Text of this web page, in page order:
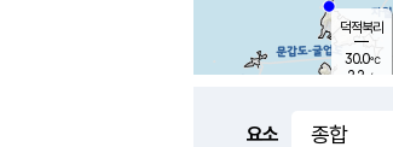
덕적북리
30.0℃
2.2 m/s
요소